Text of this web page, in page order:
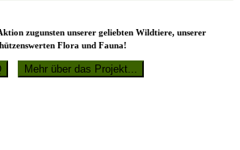
zugunsten unserer geliebten Wildtiere, unserer
Flora und Fauna!